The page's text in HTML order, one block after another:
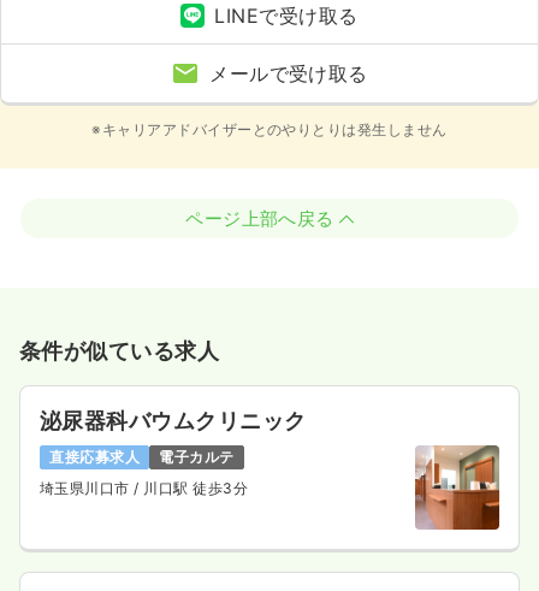
LINEで受け取る
メールで受け取る
※キャリアアドバイザーとのやりとりは発生しません
ページ上部へ戻る
条件が似ている求人
泌尿器科バウムクリニック
直接応募求人
電子カルテ
埼玉県川口市/ 川口駅 徒歩3分